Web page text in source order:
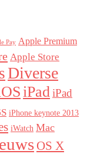
Pay Apple Premium
Apple Store
Diverse
iPad iPad
iPhone keynote 2013
iWatch Mac
OS X